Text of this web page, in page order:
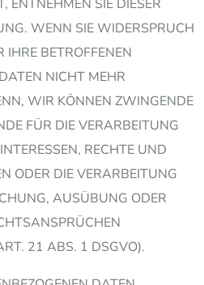
ENTNEHMEN SIE DIESER
WENN SIE WIDERSPRUCH
BETROFFENEN
NICHT MEHR
WIR KÖNNEN ZWINGENDE
FÜR DIE VERARBEITUNG
RECHTE UND
ODER DIE VERARBEITUNG
AUSÜBUNG ODER
21 ABS. 1 DSGVO).